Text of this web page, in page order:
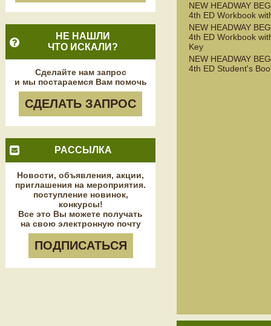
НЕ НАШЛИ
ЧТО ИСКАЛИ?
Сделайте нам запрос
и мы постараемся Вам помочь
СДЕЛАТЬ ЗАПРОС
РАССЫЛКА
Новости, объявления, акции,
приглашения на мероприятия.
поступление новинок,
конкурсы!
Все это Вы можете получать
на свою электронную почту
ПОДПИСАТЬСЯ
NEW HEADWAY
4th ED Workbook
NEW HEADWAY
4th ED Workbook
Key
NEW HEADWAY
4th ED Student's